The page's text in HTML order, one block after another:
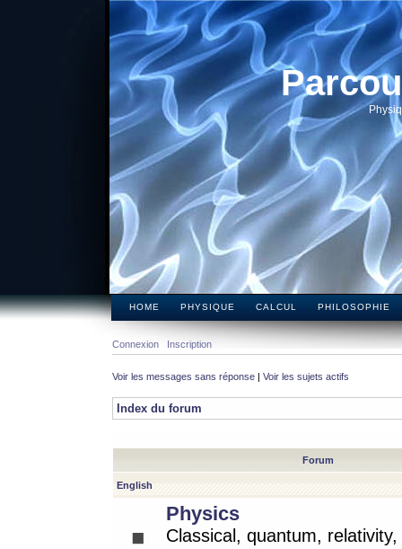
HOME PHYSIQUE CALCUL PHILOSOPHIE
Connexion Inscription
Voir les messages sans réponse | Voir les sujets actifs
Index du forum
Forum
English
Physics
Classical, quantum,